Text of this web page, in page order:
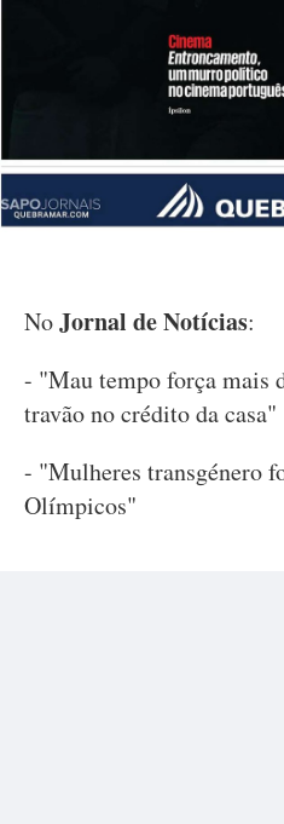
NoJornal de Notícias:
- "Mau tempo força mais
travão no crédito da casa"
- "Mulheres transgénero
Olímpicos"